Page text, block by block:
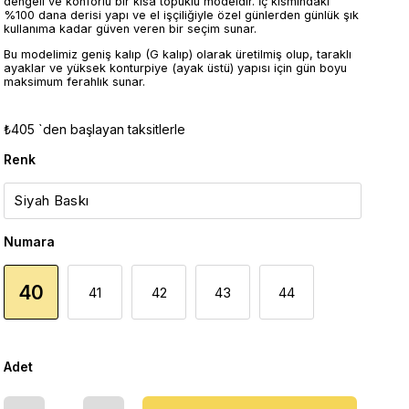
%100 dana derisi yapı ve el işçiliğiyle özel günlerden günlük şık
kullanıma kadar güven veren bir seçim sunar.
Bu modelimiz geniş kalıp (G kalıp) olarak üretilmiş olup, taraklı
ayaklar ve yüksek konturpiye (ayak üstü) yapısı için gün boyu
maksimum ferahlık sunar.
₺405 `den başlayan taksitlerle
Renk
Numara
40 41 42 43 44
Adet